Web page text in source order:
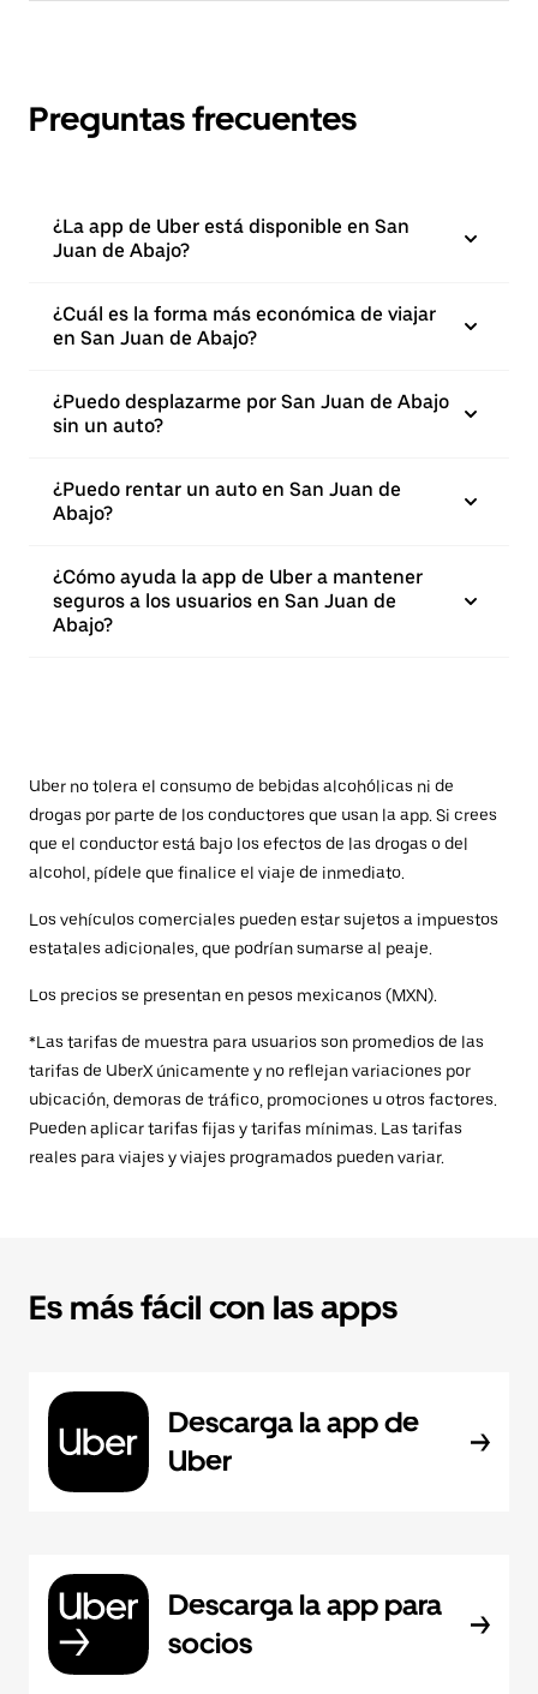
Preguntas frecuentes
¿La app de Uber está disponible en San
Juan de Abajo?
¿Cuál es la forma más económica de viajar
en San Juan de Abajo?
¿Puedo desplazarme por San Juan de Abajo
sin un auto?
¿Puedo rentar un auto en San Juan de
Abajo?
¿Cómo ayuda la app de Uber a mantener
seguros a los usuarios en San Juan de
Abajo?
Uber no tolera el consumo de bebidas alcohólicas ni de
drogas por parte de los conductores que usan la app. Si crees
que el conductor está bajo los efectos de las drogas o del
alcohol, pídele que finalice el viaje de inmediato.
Los vehículos comerciales pueden estar sujetos a impuestos
estatales adicionales, que podrían sumarse al peaje.
Los precios se presentan en pesos mexicanos (MXN).
*Las tarifas de muestra para usuarios son promedios de las
tarifas de UberX únicamente y no reflejan variaciones por
ubicación, demoras de tráfico, promociones u otros factores.
Pueden aplicar tarifas fijas y tarifas mínimas. Las tarifas
reales para viajes y viajes programados pueden variar.
Es más fácil con las apps
Descarga la app de
Uber
Descarga la app para
socios